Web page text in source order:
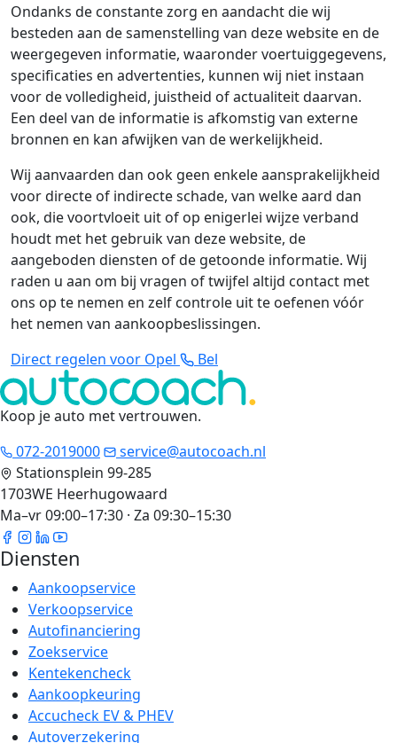
Ondanks de constante zorg en aandacht die wij
besteden aan de samenstelling van deze website en de
weergegeven informatie, waaronder voertuiggegevens,
specificaties en advertenties, kunnen wij niet instaan
voor de volledigheid, juistheid of actualiteit daarvan.
Een deel van de informatie is afkomstig van externe
bronnen en kan afwijken van de werkelijkheid.
Wij aanvaarden dan ook geen enkele aansprakelijkheid
voor directe of indirecte schade, van welke aard dan
ook, die voortvloeit uit of op enigerlei wijze verband
houdt met het gebruik van deze website, de
aangeboden diensten of de getoonde informatie. Wij
raden u aan om bij vragen of twijfel altijd contact met
ons op te nemen en zelf controle uit te oefenen vóór
het nemen van aankoopbeslissingen.
Direct regelen voor Opel
Bel
Koop je auto met vertrouwen.
072-2019000
service@autocoach.nl
Stationsplein 99-285
1703WE Heerhugowaard
Ma–vr 09:00–17:30 · Za 09:30–15:30
Diensten
Aankoopservice
Verkoopservice
Autofinanciering
Zoekservice
Kentekencheck
Aankoopkeuring
Accucheck EV & PHEV
Autoverzekering